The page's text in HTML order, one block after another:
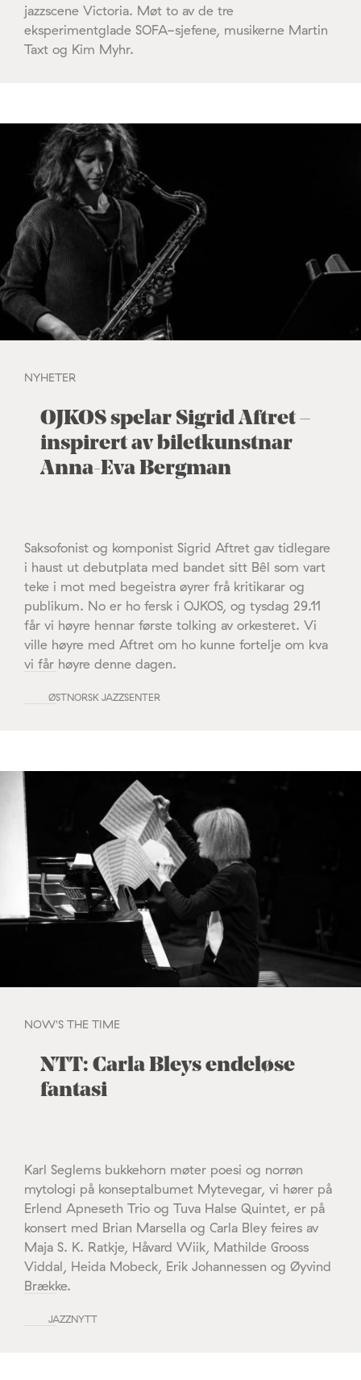
jazzscene Victoria. Møt to av de tre
eksperimentglade SOFA-sjefene, musikerne Martin
Taxt og Kim Myhr.
NYHETER
OJKOS spelar Sigrid Aftret –
inspirert av biletkunstnar
Anna-Eva Bergman
Saksofonist og komponist Sigrid Aftret gav tidlegare
i haust ut debutplata med bandet sitt Bêl som vart
teke i mot med begeistra øyrer frå kritikarar og
publikum. No er ho fersk i OJKOS, og tysdag 29.11
får vi høyre hennar første tolking av orkesteret. Vi
ville høyre med Aftret om ho kunne fortelje om kva
vi får høyre denne dagen.
ØSTNORSK JAZZSENTER
NOW'S THE TIME
NTT: Carla Bleys endeløse
fantasi
Karl Seglems bukkehorn møter poesi og norrøn
mytologi på konseptalbumet Mytevegar, vi hører på
Erlend Apneseth Trio og Tuva Halse Quintet, er på
konsert med Brian Marsella og Carla Bley feires av
Maja S. K. Ratkje, Håvard Wiik, Mathilde Grooss
Viddal, Heida Mobeck, Erik Johannessen og Øyvind
Brække.
JAZZNYTT